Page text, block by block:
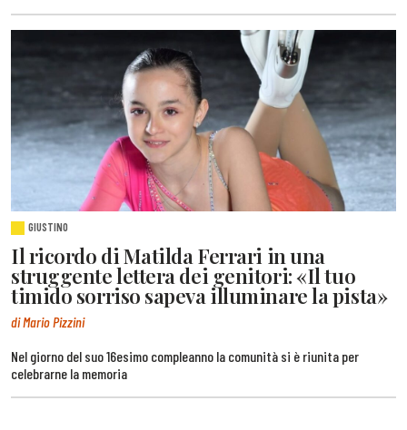
GIUSTINO
Il ricordo di Matilda Ferrari in una
struggente lettera dei genitori: «Il tuo
timido sorriso sapeva illuminare la pista»
di Mario Pizzini
Nel giorno del suo 16esimo compleanno la comunità si è riunita per
celebrarne la memoria